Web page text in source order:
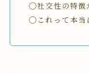
◯社交性の特徴
◯これって本当